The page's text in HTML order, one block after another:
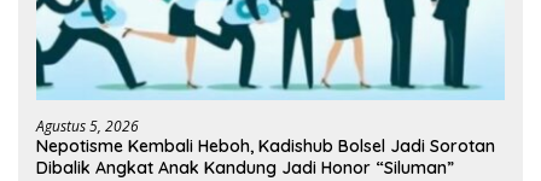
Agustus 5, 2026
Nepotisme Kembali Heboh, Kadishub Bolsel Jadi Sorotan
Dibalik Angkat Anak Kandung Jadi Honor “Siluman”